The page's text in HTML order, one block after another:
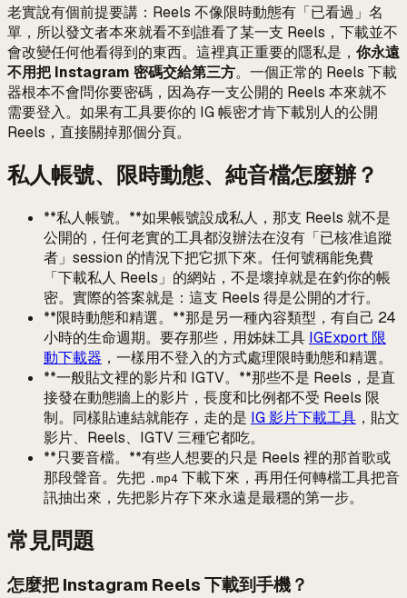
老實說有個前提要講：Reels 不像限時動態有「已看過」名
單，所以發文者本來就看不到誰看了某一支 Reels，下載並不
會改變任何他看得到的東西。這裡真正重要的隱私是， 你永遠
不用把 Instagram 密碼交給第三方。一個正常的 Reels 下載
器根本不會問你要密碼，因為存一支公開的 Reels 本來就不
需要登入。如果有工具要你的 IG 帳密才肯下載別人的公開
Reels，直接關掉那個分頁。
私人帳號、限時動態、純音檔怎麼辦？
**私人帳號。**如果帳號設成私人，那支 Reels 就不是
公開的，任何老實的工具都沒辦法在沒有「已核准追蹤
者」session 的情況下把它抓下來。任何號稱能免費
「下載私人 Reels」的網站，不是壞掉就是在釣你的帳
密。實際的答案就是：這支 Reels 得是公開的才行。
**限時動態和精選。**那是另一種內容類型，有自己 24
小時的生命週期。要存那些，用姊妹工具 IGExport 限
動下載器 ，一樣用不登入的方式處理限時動態和精選。
**一般貼文裡的影片和 IGTV。**那些不是 Reels，是直
接發在動態牆上的影片，長度和比例都不受 Reels 限
制。同樣貼連結就能存，走的是 IG 影片下載工具 ，貼文
影片、Reels、IGTV 三種它都吃。
**只要音檔。**有些人想要的只是 Reels 裡的那首歌或
那段聲音。先把 .mp4 下載下來，再用任何轉檔工具把音
訊抽出來，先把影片存下來永遠是最穩的第一步。
常見問題
怎麼把 Instagram Reels 下載到手機？